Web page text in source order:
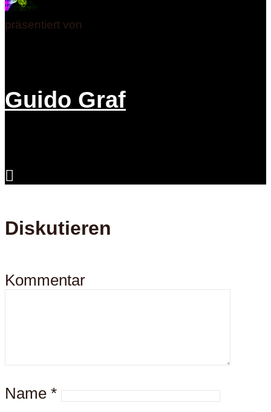
präsentiert von
Guido Graf
Diskutieren
Kommentar
Name *